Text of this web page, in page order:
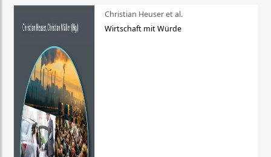
Christian Heuser et al.
Wirtschaft mit Würde